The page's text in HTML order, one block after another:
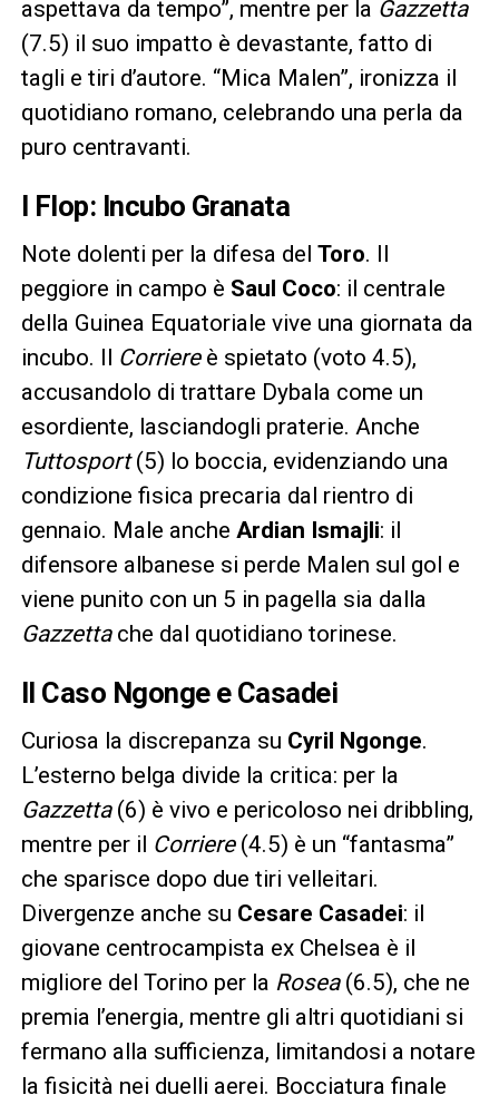
aspettava da tempo”, mentre per la Gazzetta
(7.5) il suo impatto è devastante, fatto di
tagli e tiri d’autore. “Mica Malen”, ironizza il
quotidiano romano, celebrando una perla da
puro centravanti.
I Flop: Incubo Granata
Note dolenti per la difesa del Toro. Il
peggiore in campo è Saul Coco: il centrale
della Guinea Equatoriale vive una giornata da
incubo. Il Corriereè spietato (voto 4.5),
accusandolo di trattare Dybala come un
esordiente, lasciandogli praterie. Anche
Tuttosport(5) lo boccia, evidenziando una
condizione fisica precaria dal rientro di
gennaio. Male anche Ardian Ismajli: il
difensore albanese si perde Malen sul gol e
viene punito con un 5 in pagella sia dalla
Gazzettache dal quotidiano torinese.
Il Caso Ngonge e Casadei
Curiosa la discrepanza su Cyril Ngonge.
L’esterno belga divide la critica: per la
Gazzetta(6) è vivo e pericoloso nei dribbling,
mentre per il Corriere(4.5) è un “fantasma”
che sparisce dopo due tiri velleitari.
Divergenze anche su Cesare Casadei: il
giovane centrocampista ex Chelsea è il
migliore del Torino per la Rosea(6.5), che ne
premia l’energia, mentre gli altri quotidiani si
fermano alla sufficienza, limitandosi a notare
la fisicità nei duelli aerei. Bocciatura finale